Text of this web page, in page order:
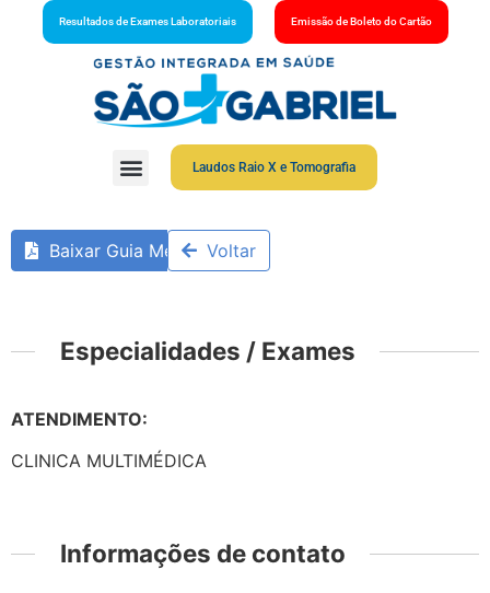
Resultados de Exames Laboratoriais Emissão de Boleto do Cartão
Laudos Raio X e Tomografia
Baixar Guia MédicoVoltar
Especialidades / Exames
ATENDIMENTO:
CLINICA MULTIMÉDICA
Informações de contato